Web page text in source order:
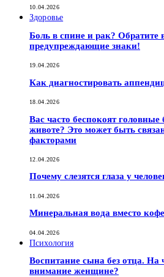
10.04.2026
Здоровье
Боль в спине и рак? Обратите
предупреждающие знаки!
19.04.2026
Как диагностировать
18.04.2026
Вас часто беспокоят
животе? Это может быть
факторами
12.04.2026
Почему слезятся глаза у
11.04.2026
Минеральная вода вместо
04.04.2026
Психология
Воспитание сына без отца. На
внимание женщине?